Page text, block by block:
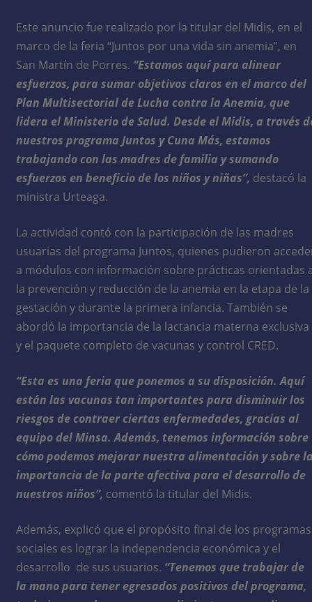
Este anuncio fue realizado por la titular del Midis, en el
marco de la feria “Juntos por una vida sin anemia”, en
San Martín de Porres. “Estamos aquí para alinear
esfuerzos, para sumar objetivos claros en el marco del
Plan Multisectorial de Lucha contra la Anemia, que
lidera el Ministerio de Salud. Desde el Midis, a través
nuestros programa Juntos y Cuna Más, estamos
trabajando con las madres de familia y sumando
esfuerzos en beneficio de los niños y niñas”, destacó la
ministra Urteaga.
La actividad contó con la participación de las madres
usuarias del programa Juntos, quienes pudieron
a módulos con información sobre prácticas orientadas
la prevención y reducción de la anemia en la etapa de la
gestación y durante la primera infancia. También se
abordó la importancia de la lactancia materna exclusiva
y el paquete completo de vacunas y control CRED.
“Esta es una feria que ponemos a su disposición. Aquí
están las vacunas tan importantes para disminuir los
riesgos de contraer ciertas enfermedades, gracias al
equipo del Minsa. Además, tenemos información sobre
cómo podemos mejorar nuestra alimentación y sobre
importancia de la parte afectiva para el desarrollo de
nuestros niños”, comentó la titular del Midis.
Además, explicó que el propósito final de los programas
sociales es lograr la independencia económica y el
desarrollo de sus usuarios. “Tenemos que trabajar de
la mano para tener egresados positivos del programa,